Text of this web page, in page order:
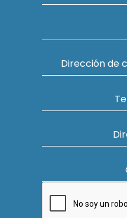
Dirección de